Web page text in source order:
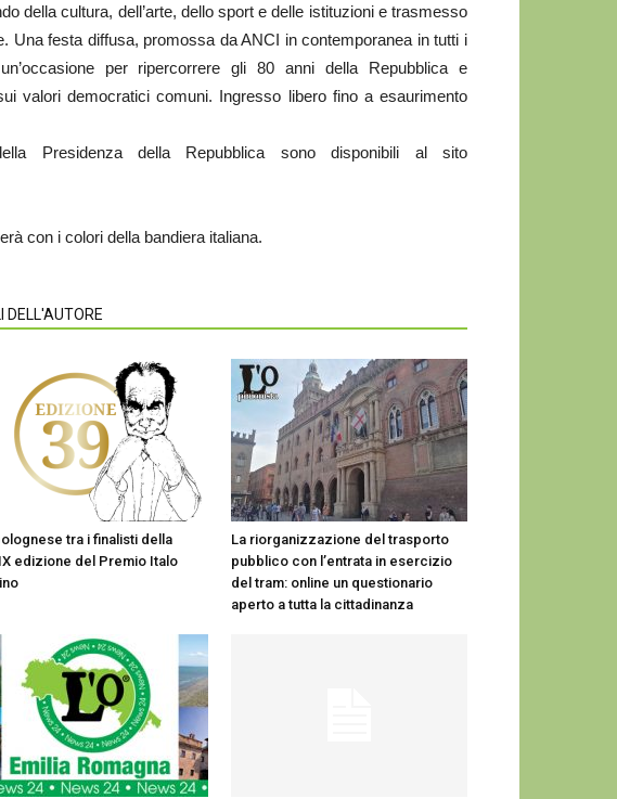
della cultura, dell’arte, dello sport e delle istituzioni e trasmesso
Una festa diffusa, promossa da ANCI in contemporanea in tutti i
per ripercorrere gli 80 anni della Repubblica e
valori democratici comuni. Ingresso libero fino a esaurimento
Presidenza della Repubblica sono disponibili al sito
con i colori della bandiera italiana.
DELL'AUTORE
tra i finalisti della
edizione del Premio Italo
La riorganizzazione del trasporto
pubblico con l’entrata in esercizio
del tram: online un questionario
aperto a tutta la cittadinanza